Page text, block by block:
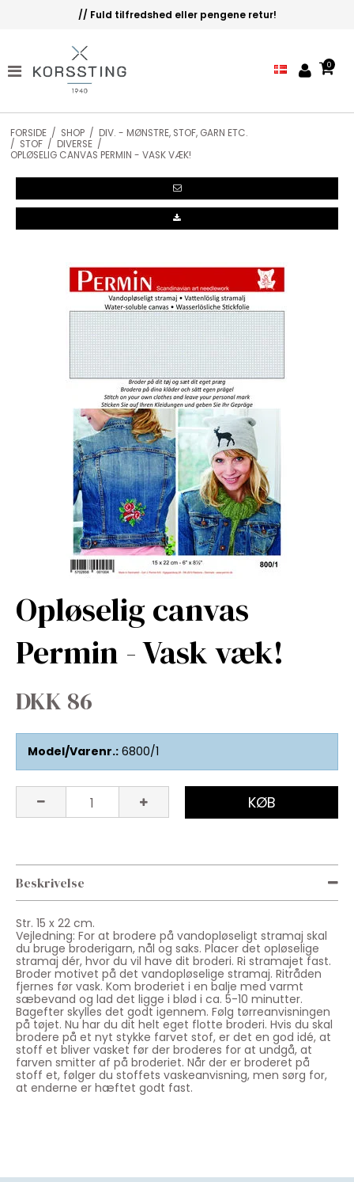
// Fuld tilfredshed eller pengene retur!
0
FORSIDE / SHOP / DIV. - MØNSTRE, STOF, GARN ETC.
/ STOF / DIVERSE /
OPLØSELIG CANVAS PERMIN - VASK VÆK!
Opløselig canvas
Permin - Vask væk!
DKK 86
Model/Varenr.: 6800/1
KØB
Beskrivelse
Str. 15 x 22 cm.
Vejledning: For at brodere på vandopløseligt stramaj skal
du bruge broderigarn, nål og saks. Placer det opløselige
stramaj dér, hvor du vil have dit broderi. Ri stramajet fast.
Broder motivet på det vandopløselige stramaj. Ritråden
fjernes før vask. Kom broderiet i en balje med varmt
sæbevand og lad det ligge i blød i ca. 5-10 minutter.
Bagefter skylles det godt igennem. Følg tørreanvisningen
på tøjet. Nu har du dit helt eget flotte broderi. Hvis du skal
brodere på et nyt stykke farvet stof, er det en god idé, at
stoff et bliver vasket før der broderes for at undgå, at
farven smitter af på broderiet. Når der er broderet på
stoff et, følger du stoffets vaskeanvisning, men sørg for,
at enderne er hæftet godt fast.